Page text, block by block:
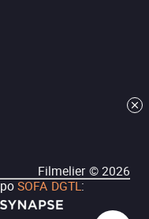
Filmelier ©2026
SOFA DGTL: